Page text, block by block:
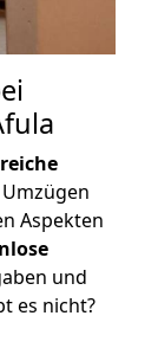
Aspekten
und
es nicht?